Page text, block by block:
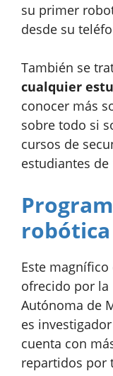
su primer
desde su
También se
cualquier
conocer más
sobre todo si
cursos de
estudiantes
Este
ofrecido por la
Autónoma de
es
cuenta con
repartidos por